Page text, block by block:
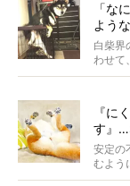
「な
よう
ぁ…
白柴界
わせて
なが...
『に
す』…
る寝
安定の
むよう
して...